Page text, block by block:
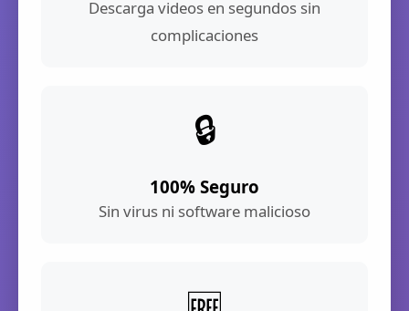
Descarga videos en segundos sin
complicaciones
🔒
100% Seguro
Sin virus ni software malicioso